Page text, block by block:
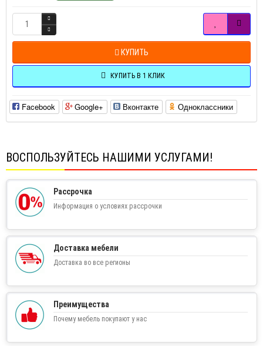
КУПИТЬ
КУПИТЬ В 1 КЛИК
Facebook Google+ Вконтакте Одноклассники
ВОСПОЛЬЗУЙТЕСЬ НАШИМИ УСЛУГАМИ!
Рассрочка
Информация о условиях рассрочки
Доставка мебели
Доставка во все регионы
Преимущества
Почему мебель покупают у нас